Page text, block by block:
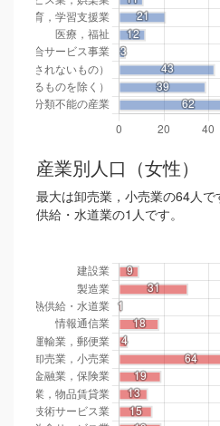
産業別人口（女性）
最大は卸売業，小売業の64人
供給・水道業の1人です。